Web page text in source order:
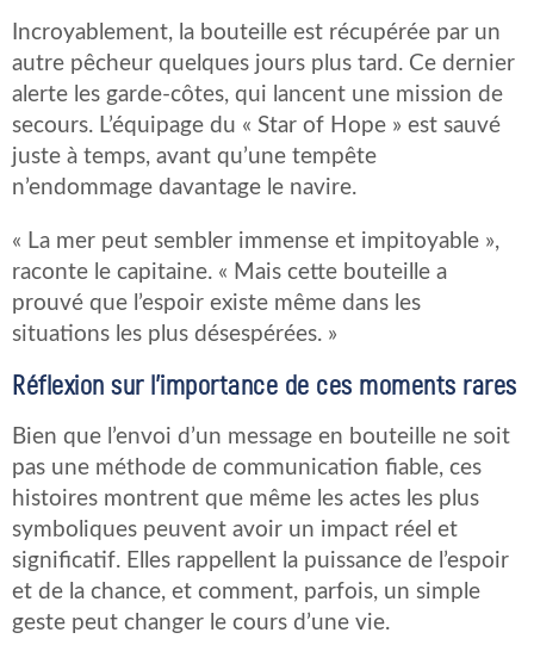
Incroyablement, la bouteille est récupérée par un
autre pêcheur quelques jours plus tard. Ce dernier
alerte les garde-côtes, qui lancent une mission de
secours. L’équipage du « Star of Hope » est sauvé
juste à temps, avant qu’une tempête
n’endommage davantage le navire.
« La mer peut sembler immense et impitoyable »,
raconte le capitaine. « Mais cette bouteille a
prouvé que l’espoir existe même dans les
situations les plus désespérées. »
Réflexion sur l’importance de ces moments rares
Bien que l’envoi d’un message en bouteille ne soit
pas une méthode de communication fiable, ces
histoires montrent que même les actes les plus
symboliques peuvent avoir un impact réel et
significatif. Elles rappellent la puissance de l’espoir
et de la chance, et comment, parfois, un simple
geste peut changer le cours d’une vie.